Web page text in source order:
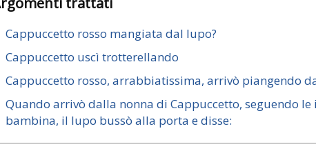
Cappuccetto rosso mangiata dal lupo?
Cappuccetto uscì trotterellando
Cappuccetto rosso, arrabbiatissima, arrivò piangendo
Quando arrivò dalla nonna di Cappuccetto, seguendo
bambina, il lupo bussò alla porta e disse: